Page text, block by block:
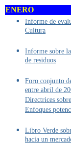
ENERO
Informe de
Cultura
Informe sobre
de residuos
Foro conjunto
entre abril de
Directrices
Enfoques
Libro Verde
hacia un